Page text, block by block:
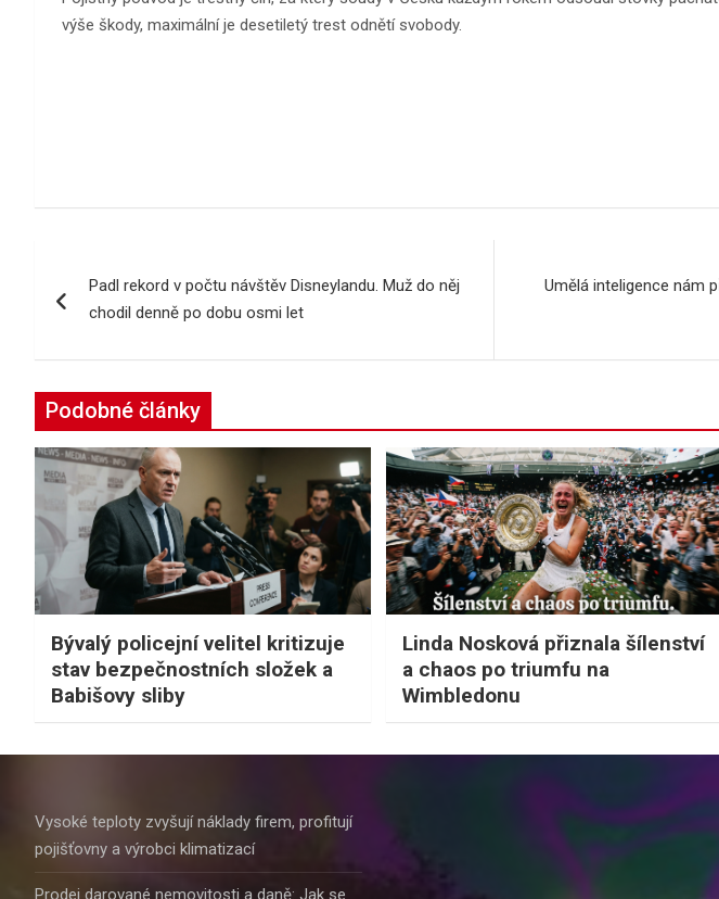
výše škody, maximální je desetiletý trest odnětí svobody.
pro
příspěvek
Padl rekord v počtu návštěv Disneylandu. Muž do něj
chodil denně po dobu osmi let
Umělá inteligence nám
Podobné články
Bývalý policejní velitel kritizuje
stav bezpečnostních složek a
Babišovy sliby
Linda Nosková přiznala šílenství
a chaos po triumfu na
Wimbledonu
Vysoké teploty zvyšují náklady firem, profitují
pojišťovny a výrobci klimatizací